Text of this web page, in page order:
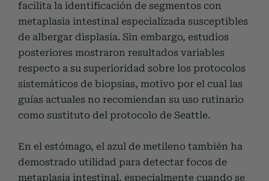
facilita la identificación de segmentos con
metaplasia intestinal especializada susceptibles
de albergar displasia. Sin embargo, estudios
posteriores mostraron resultados variables
respecto a su superioridad sobre los protocolos
sistemáticos de biopsias, motivo por el cual las
guías actuales no recomiendan su uso rutinario
como sustituto del protocolo de Seattle.
En el estómago, el azul de metileno también ha
demostrado utilidad para detectar focos de
metaplasia intestinal, especialmente cuando se